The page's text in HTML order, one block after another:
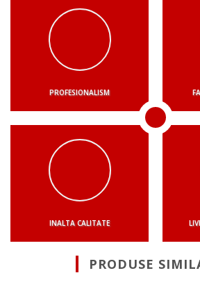
PROFESIONALISM
INALTA CALITATE
PRODUSE